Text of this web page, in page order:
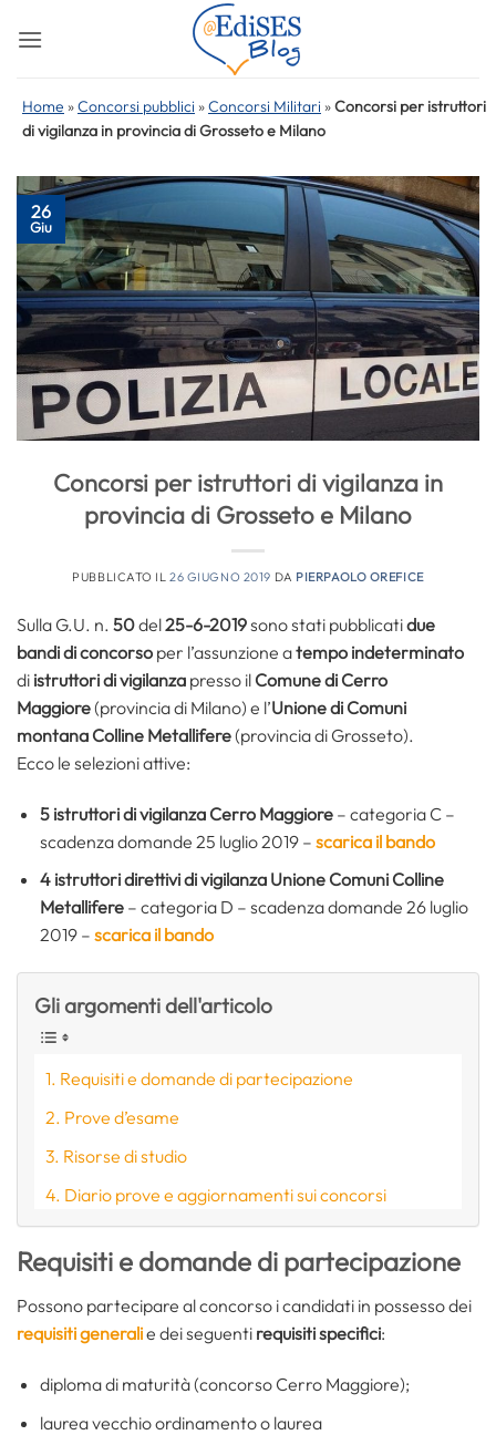
Home »Concorsi pubblici »Concorsi Militari »Concorsi per istruttori
di vigilanza in provincia di Grosseto e Milano
26
Giu
Concorsi per istruttori di vigilanza in
provincia di Grosseto e Milano
PUBBLICATO IL26 GIUGNO 2019 DA PIERPAOLO OREFICE
Sulla G.U. n. 50del25-6-2019sono stati pubblicatidue
bandi di concorso per l’assunzione atempo indeterminato
di istruttori di vigilanza presso il Comune di Cerro
Maggiore(provincia di Milano) e l’Unione di Comuni
montana Colline Metallifere(provincia di Grosseto).
Ecco le selezioni attive:
5 istruttori di vigilanza Cerro Maggiore– categoria C –
scadenza domande 25 luglio 2019 – scarica il bando
4 istruttori direttivi di vigilanza Unione Comuni Colline
Metallifere– categoria D – scadenza domande 26 luglio
2019 – scarica il bando
Gli argomenti dell'articolo
Requisiti e domande di partecipazione
Prove d’esame
Risorse di studio
Diario prove e aggiornamenti sui concorsi
Requisiti e domande di partecipazione
Possono partecipare al concorso i candidati in possesso dei
requisiti generalie dei seguenti requisiti specifici:
diploma di maturità (concorso Cerro Maggiore);
laurea vecchio ordinamento o laurea